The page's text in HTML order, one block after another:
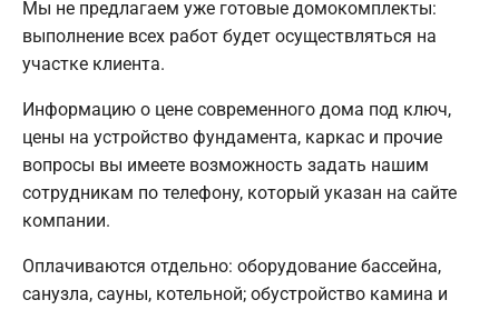
Мы не предлагаем уже готовые домокомплекты:
выполнение всех работ будет осуществляться на
участке клиента.
Информацию о цене современного дома под ключ,
цены на устройство фундамента, каркас и прочие
вопросы вы имеете возможность задать нашим
сотрудникам по телефону, который указан на сайте
компании.
Оплачиваются отдельно: оборудование бассейна,
санузла, сауны, котельной; обустройство камина и